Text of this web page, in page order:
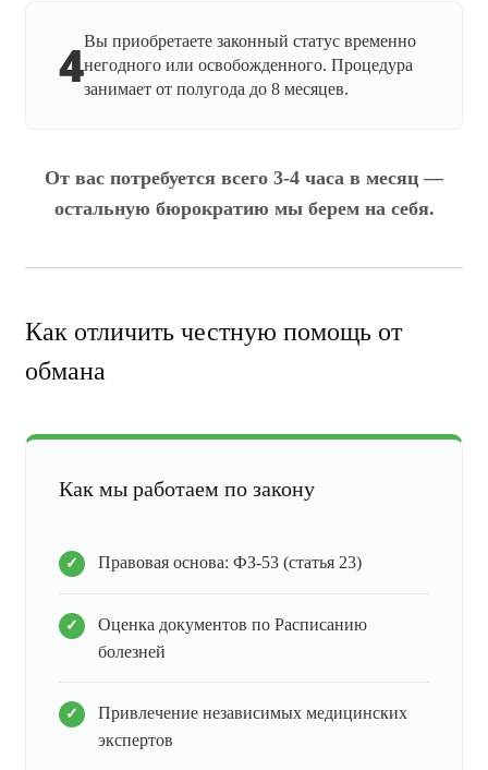
4Вы приобретаете законный статус временно
негодного или освобожденного. Процедура
занимает от полугода до 8 месяцев.
От вас потребуется всего 3-4 часа в месяц —
остальную бюрократию мы берем на себя.
Как отличить честную помощь от
обмана
Как мы работаем по закону
Правовая основа: ФЗ-53 (статья 23)
Оценка документов по Расписанию
болезней
Привлечение независимых медицинских
экспертов